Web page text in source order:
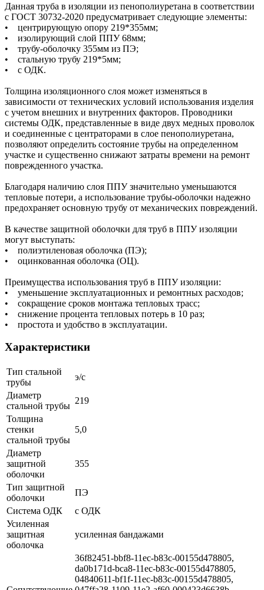
Данная труба в изоляции из пенополиуретана в соответствии
с ГОСТ 30732-2020 предусматривает следующие элементы:
• центрирующую опору 219*355мм;
• изолирующий слой ППУ 68мм;
• трубу-оболочку 355мм из ПЭ;
• стальную трубу 219*5мм;
• с ОДК.
Толщина изоляционного слоя может изменяться в
зависимости от технических условий использования изделия
с учетом внешних и внутренних факторов. Проводники
системы ОДК, представленные в виде двух медных проволок
и соединенные с центраторами в слое пенополиуретана,
позволяют определить состояние трубы на определенном
участке и существенно снижают затраты времени на ремонт
поврежденного участка.
Благодаря наличию слоя ППУ значительно уменьшаются
тепловые потери, а использование трубы-оболочки надежно
предохраняет основную трубу от механических повреждений.
В качестве защитной оболочки для труб в ППУ изоляции
могут выступать:
• полиэтиленовая оболочка (ПЭ);
• оцинкованная оболочка (ОЦ).
Преимущества использования труб в ППУ изоляции:
• уменьшение эксплуатационных и ремонтных расходов;
• сокращение сроков монтажа тепловых трасс;
• снижение процента тепловых потерь в 10 раз;
• простота и удобство в эксплуатации.
Характеристики
Тип стальной
трубы
э/с
Диаметр
стальной трубы
219
Толщина
стенки
стальной трубы
5,0
Диаметр
защитной
оболочки
355
Тип защитной
оболочки
ПЭ
Система ОДК
с ОДК
Усиленная
защитная
оболочка
усиленная бандажами
36f82451-bbf8-11ec-b83c-00155d478805,
da0b171d-bca8-11ec-b83c-00155d478805,
04840611-bf1f-11ec-b83c-00155d478805,